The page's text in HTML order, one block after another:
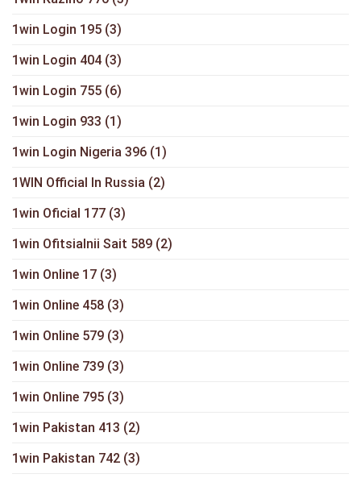
1win Login 195 (3)
1win Login 404 (3)
1win Login 755 (6)
1win Login 933 (1)
1win Login Nigeria 396 (1)
1WIN Official In Russia (2)
1win Oficial 177 (3)
1win Ofitsialnii Sait 589 (2)
1win Online 17 (3)
1win Online 458 (3)
1win Online 579 (3)
1win Online 739 (3)
1win Online 795 (3)
1win Pakistan 413 (2)
1win Pakistan 742 (3)